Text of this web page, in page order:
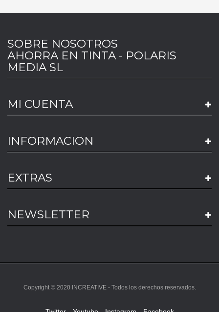
SOBRE NOSOTROS
AHORRA EN TINTA - POLARIS
MEDIA SL
MI CUENTA
INFORMACION
EXTRAS
NEWSLETTER
Copyright © 2020 INCREATIVE - Todos los derechos reservados.